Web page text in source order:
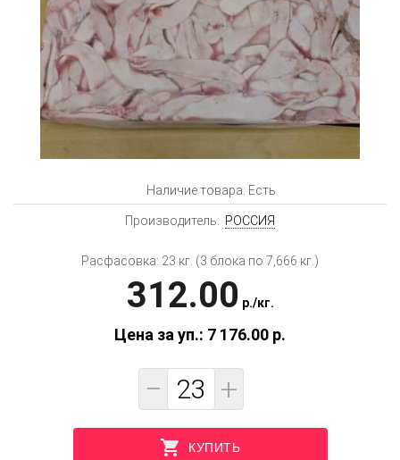
Наличие товара: Есть
Производитель: РОССИЯ
Расфасовка: 23 кг. (3 блока по 7,666 кг.)
312.00 p./кг.
Цена за уп.: 7 176.00 p.
− +
КУПИТЬ